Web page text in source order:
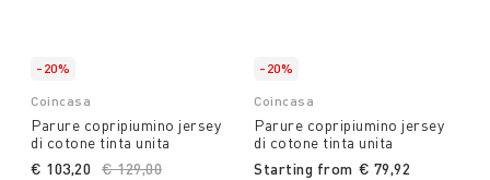
-20%
Coincasa
Parure copripiumino jersey
di cotone tinta unita
Price reduced from
€ 129,00
€ 103,20
-20%
Coincasa
Parure copripiumino jersey
di cotone tinta unita
Starting from € 79,92